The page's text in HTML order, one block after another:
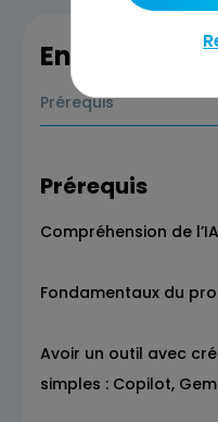
En savoir
Prérequis
Prérequis
Compréhension de
Fondamentaux du
Avoir un outil avec
simples : Copilot,